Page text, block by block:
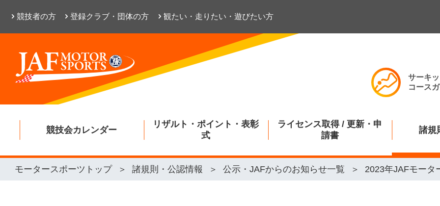
競技者の方 登録クラブ・団体の方 観たい・走りたい・遊びたい方
サーキッ
コース
競技会カレンダー
リザルト・ポイント・表彰
式
ライセンス取得 / 更新・申
請書
諸規
モータースポーツトップ 諸規則・公認情報 公示・JAFからのお知らせ一覧 2023年JAFモータ